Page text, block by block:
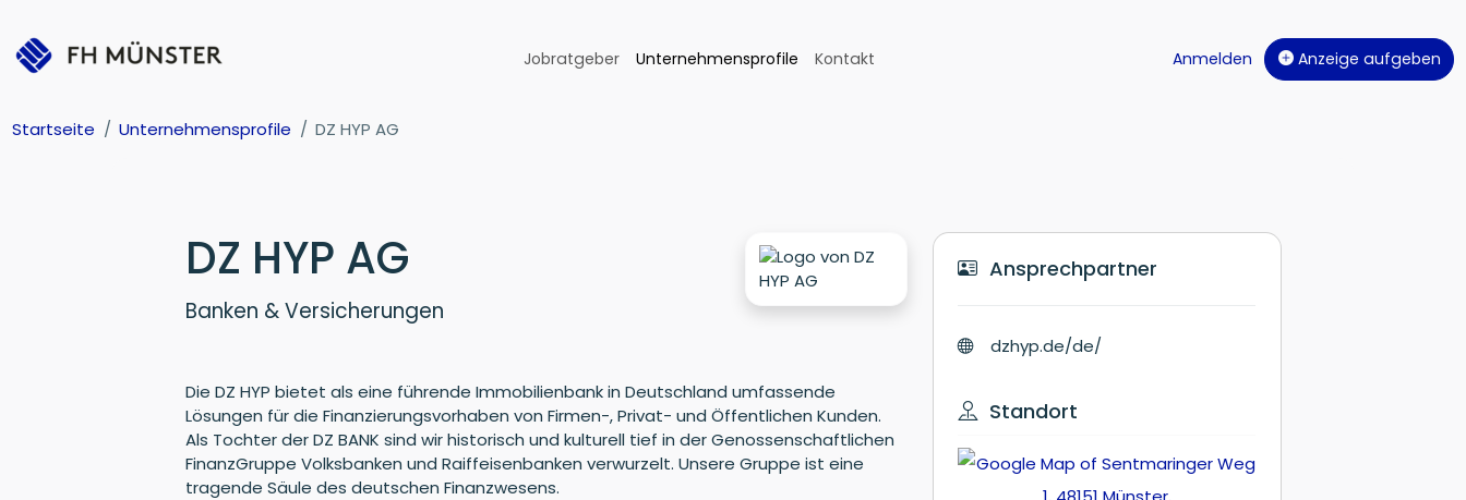
Jobratgeber Unternehmensprofile Kontakt Anmelden Anzeige aufgeben
Startseite Unternehmensprofile DZ HYP AG
DZ HYP AG
Banken & Versicherungen
Die DZ HYP bietet als eine führende Immobilienbank in Deutschland umfassende
Lösungen für die Finanzierungsvorhaben von Firmen-, Privat- und Öffentlichen Kunden.
Als Tochter der DZ BANK sind wir historisch und kulturell tief in der Genossenschaftlichen
FinanzGruppe Volksbanken und Raiffeisenbanken verwurzelt. Unsere Gruppe ist eine
tragende Säule des deutschen Finanzwesens.
Ansprechpartner
dzhyp.de/de/
Standort